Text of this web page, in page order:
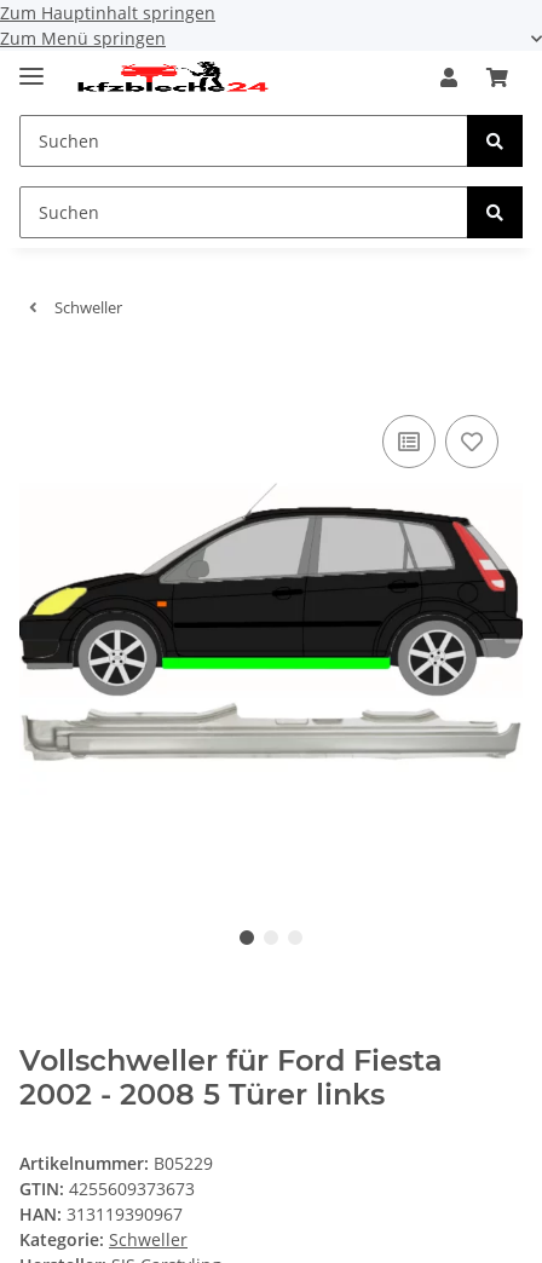
Zum Hauptinhalt springen
Zum Menü springen
Schweller
Vollschweller für Ford Fiesta
2002 - 2008 5 Türer links
Artikelnummer: B05229
GTIN: 4255609373673
HAN: 313119390967
Kategorie: Schweller